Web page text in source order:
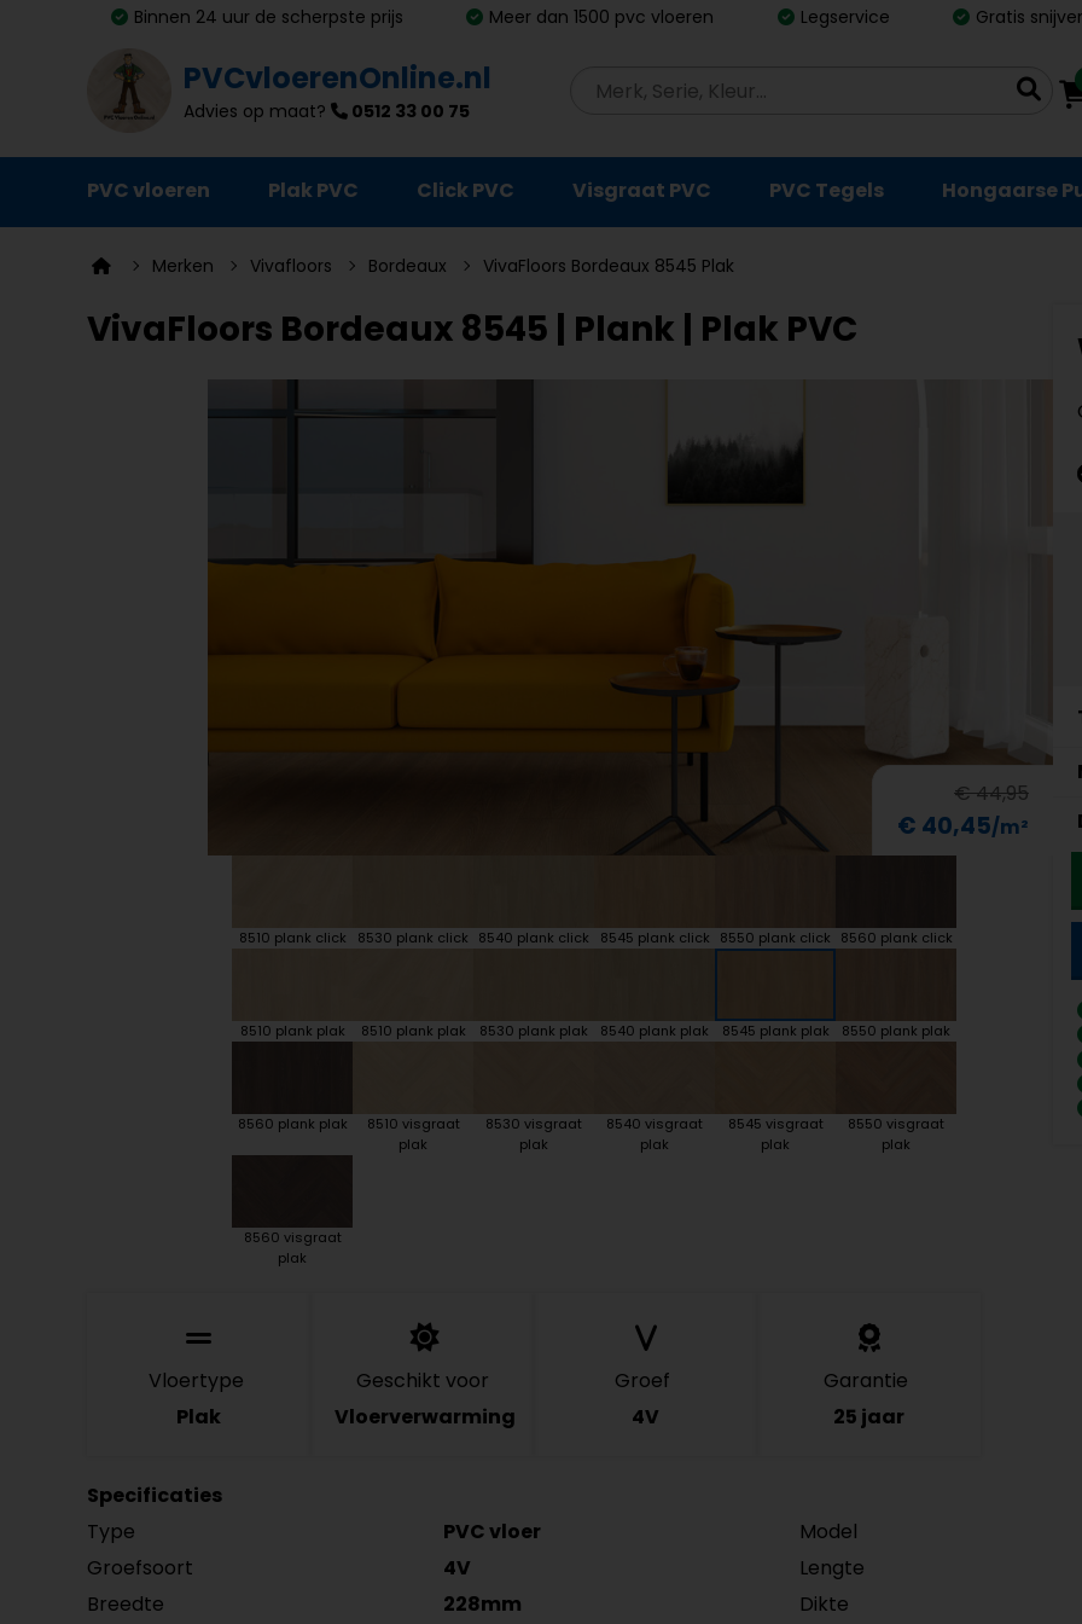
Binnen 24 uur de scherpste prijs Meer dan 1500 pvc vloeren Legservice Gratis
PVCvloerenOnline.nl
Advies op maat? 0512 33 00 75
PVC vloeren Plak PVC Click PVC Visgraat PVC PVC Tegels Hongaarse
Ondervloeren
Plinten
Vloer- en trapprofielen
Merken Vivafloors Bordeaux VivaFloors Bordeaux 8545 Plak
VivaFloors Bordeaux 8545 | Plank | Plak PVC
€ 44,95
€ 40,45
8510 plank click 8530 plank click 8540 plank click 8545 plank click 8550 plank click 8560 plank click
8510 plank plak 8510 plank plak 8530 plank plak 8540 plank plak 8545 plank plak 8550 plank plak
8560 plank plak
8510 visgraat
plak
8530 visgraat
plak
8540 visgraat
plak
8545 visgraat
plak
8550 visgraat
plak
8560 visgraat
plak
Vloertype
Plak
Geschikt voor
Vloerverwarming
Groef
4V
Garantie
25 jaar
Specificaties
Type
PVC vloer Model
Groefsoort
4V Lengte
Breedte
228mm Dikte